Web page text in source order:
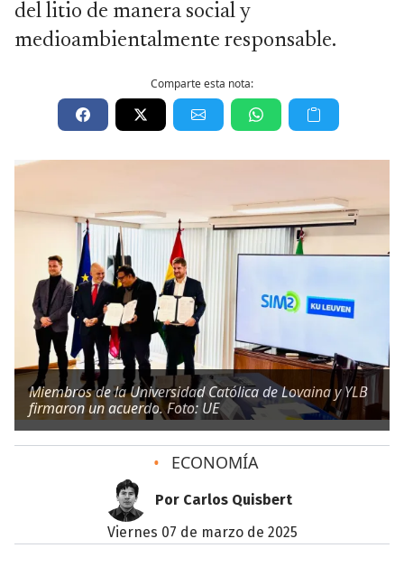
del litio de manera social y
medioambientalmente responsable.
Comparte esta nota:
Miembros de la Universidad Católica de Lovaina y YLB
firmaron un acuerdo. Foto: UE
• ECONOMÍA
Por Carlos Quisbert
viernes 07 de marzo de 2025